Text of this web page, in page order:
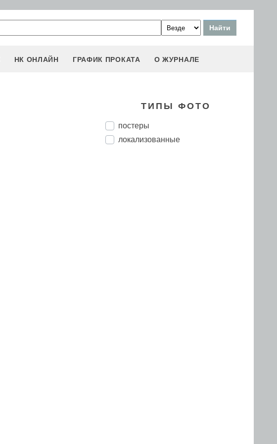
НК ОНЛАЙН ГРАФИК ПРОКАТА О ЖУРНАЛЕ
ТИПЫ ФОТО
постеры
локализованные